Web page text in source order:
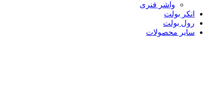
واشر فنری
انکر بولت
رول بولت
سایر محصولات